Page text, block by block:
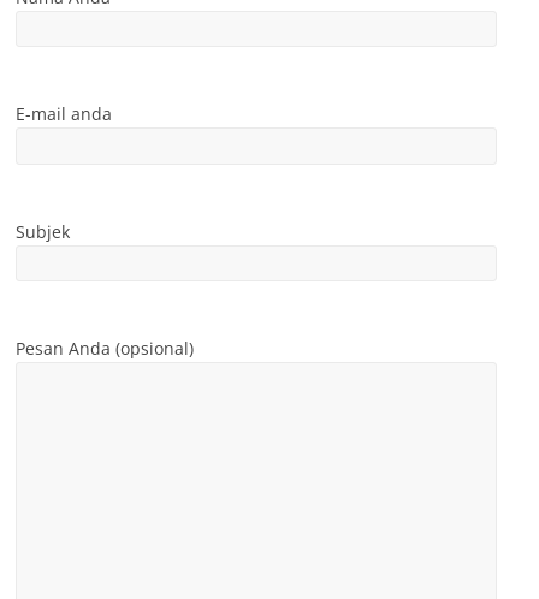
E-mail anda
Subjek
Pesan Anda (opsional)